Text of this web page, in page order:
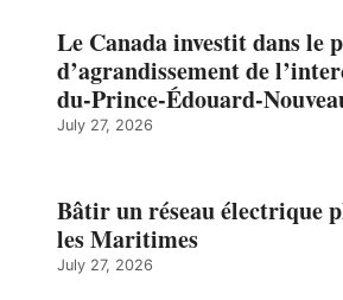
Le Canada investit dans le
d’agrandissement de
du-Prince-Édouard-
July 27, 2026
Bâtir un réseau électrique
les Maritimes
July 27, 2026